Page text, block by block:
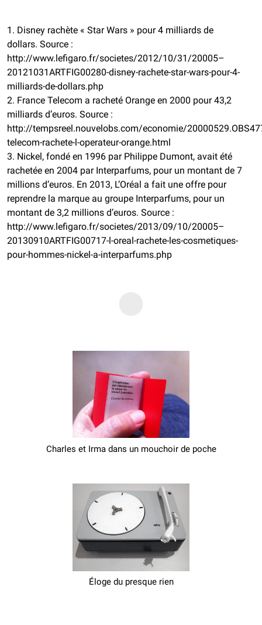
1. Disney rachète « Star Wars » pour 4 milliards de
dollars. Source :
http://www.lefigaro.fr/societes/2012/10/31/20005–
20121031ARTFIG00280-disney-rachete-star-wars-pour-4-
milliards-de-dollars.php
2. France Telecom a racheté Orange en 2000 pour 43,2
milliards d’euros. Source :
http://tempsreel.nouvelobs.com/economie/
telecom-rachete-l-operateur-orange.html
3. Nickel, fondé en 1996 par Philippe Dumont, avait été
rachetée en 2004 par Interparfums, pour un montant de 7
millions d’euros. En 2013, L’Oréal a fait une offre pour
reprendre la marque au groupe Interparfums, pour un
montant de 3,2 millions d’euros. Source :
http://www.lefigaro.fr/societes/2013/09/10/20005–
20130910ARTFIG00717-l-oreal-rachete-les-cosmetiques-
pour-hommes-nickel-a-interparfums.php
Charles et Irma dans un mouchoir de poche
Éloge du presque rien